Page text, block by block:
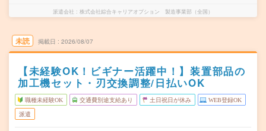
派遣会社 株式会社綜合キャリアオプション 製造事業部（全国）
未読 掲載日 2026/08/07
【未経験OK！ビギナー活躍中！】装置部品の
加工機セット・刃交換調整/日払いOK
職種未経験OK 交通費別途支給あり 土日祝日が休み WEB登録OK
派遣